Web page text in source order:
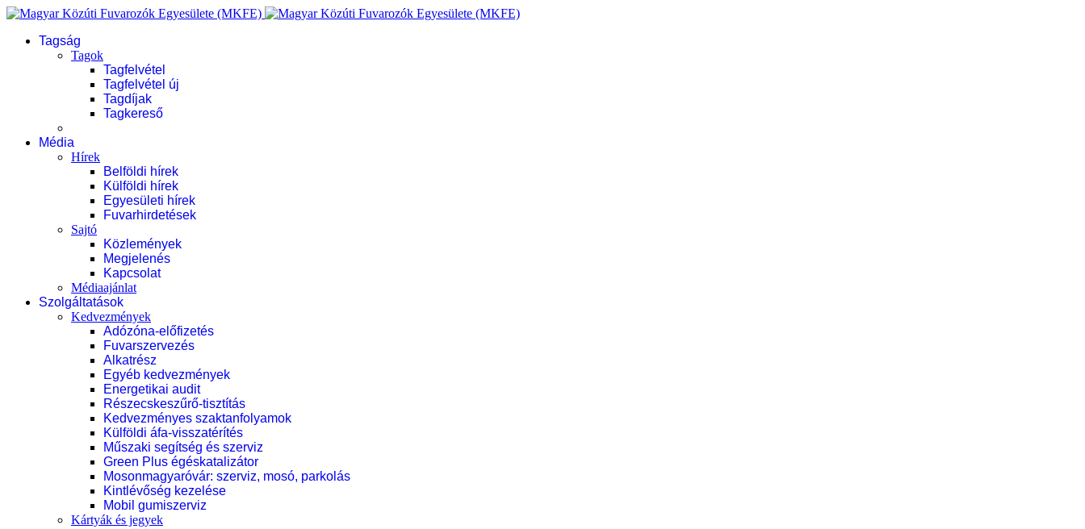
Tagság
Tagok
Tagfelvétel
Tagfelvétel új
Tagdíjak
Tagkereső
Média
Hírek
Belföldi hírek
Külföldi hírek
Egyesületi hírek
Fuvarhirdetések
Sajtó
Közlemények
Megjelenés
Kapcsolat
Médiaajánlat
Szolgáltatások
Kedvezmények
Adózóna-előfizetés
Fuvarszervezés
Alkatrész
Egyéb kedvezmények
Energetikai audit
Részecskeszűrő-tisztítás
Kedvezményes szaktanfolyamok
Külföldi áfa-visszatérítés
Műszaki segítség és szerviz
Green Plus égéskatalizátor
Mosonmagyaróvár: szerviz, mosó, parkolás
Kintlévőség kezelése
Mobil gumiszerviz
Kártyák és jegyek